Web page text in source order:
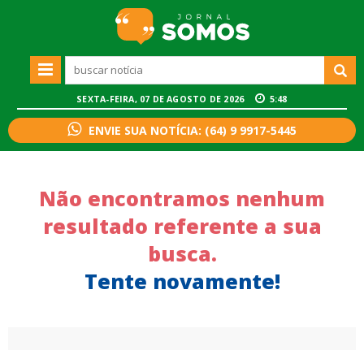
SEXTA-FEIRA, 07 DE AGOSTO DE 2026 5:48
ENVIE SUA NOTÍCIA: (64) 9 9917-5445
Não encontramos nenhum
resultado referente a sua
busca.
Tente novamente!